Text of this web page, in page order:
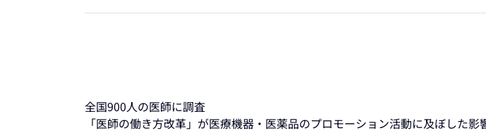
全国900人の医師に調査
「医師の働き方改革」が医療機器・医薬品のプロモーション活動に及ぼした